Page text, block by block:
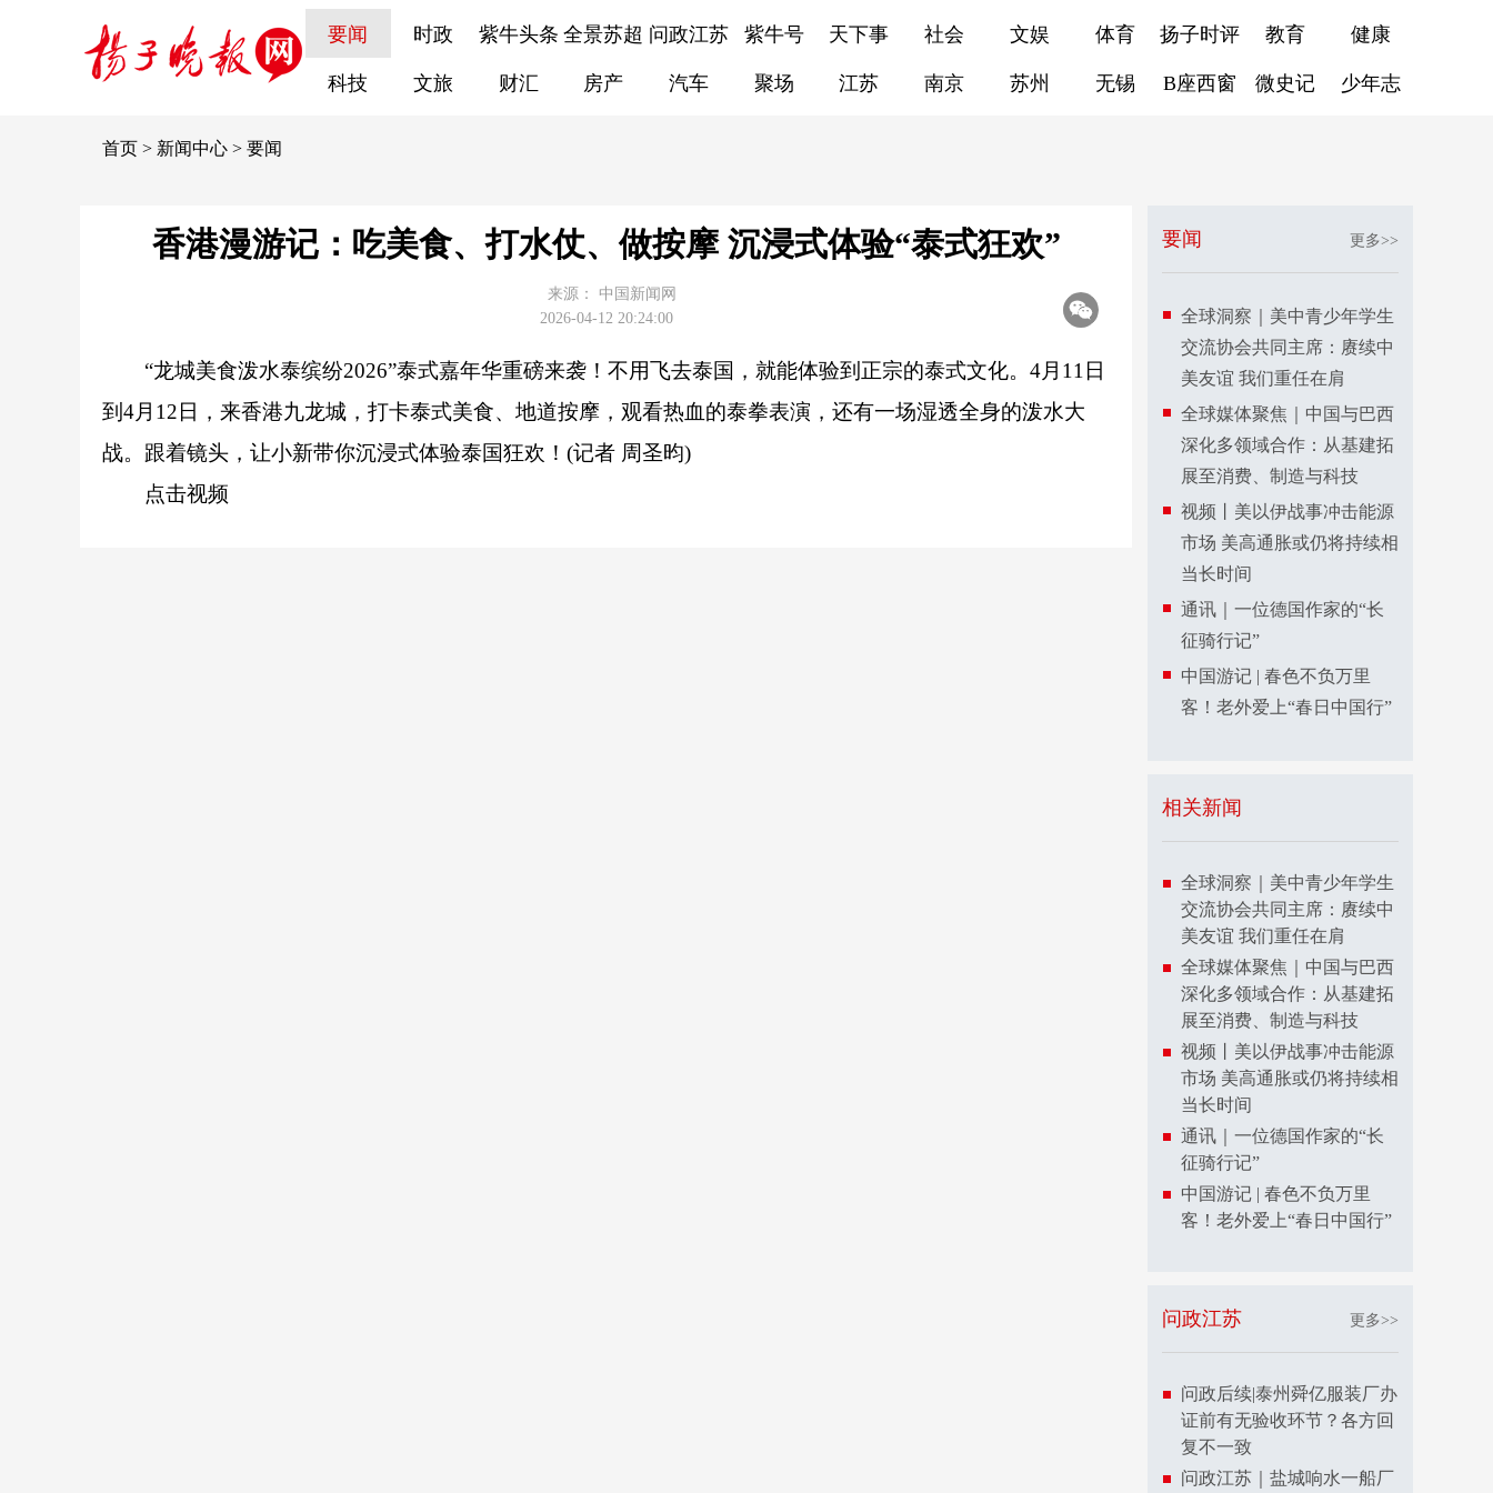
要闻 时政 紫牛头条 全景苏超 问政江苏 紫牛号 天下事 社会 文娱 体育 扬子时评 教育 健康
科技 文旅 财汇 房产 汽车 聚场 江苏 南京 苏州 无锡 B座西窗 微史记 少年志
首页 > 新闻中心 > 要闻
香港漫游记：吃美食、打水仗、做按摩 沉浸式体验“泰式狂欢”
来源：
中国新闻网
2026-04-12 20:24:00
“龙城美食泼水泰缤纷2026”泰式嘉年华重磅来袭！不用飞去泰国，就能体验到正宗的泰式文化。4月11日
到4月12日，来香港九龙城，打卡泰式美食、地道按摩，观看热血的泰拳表演，还有一场湿透全身的泼水大
战。跟着镜头，让小新带你沉浸式体验泰国狂欢！(记者 周圣昀)
点击视频
要闻 更多>>
全球洞察｜美中青少年学生
交流协会共同主席：赓续中
美友谊 我们重任在肩
全球媒体聚焦｜中国与巴西
深化多领域合作：从基建拓
展至消费、制造与科技
视频丨美以伊战事冲击能源
市场 美高通胀或仍将持续相
当长时间
通讯｜一位德国作家的“长
征骑行记”
中国游记 | 春色不负万里
客！老外爱上“春日中国行”
相关新闻
全球洞察｜美中青少年学生
交流协会共同主席：赓续中
美友谊 我们重任在肩
全球媒体聚焦｜中国与巴西
深化多领域合作：从基建拓
展至消费、制造与科技
视频丨美以伊战事冲击能源
市场 美高通胀或仍将持续相
当长时间
通讯｜一位德国作家的“长
征骑行记”
中国游记 | 春色不负万里
客！老外爱上“春日中国行”
问政江苏 更多>>
问政后续|泰州舜亿服装厂办
证前有无验收环节？各方回
复不一致
问政江苏｜盐城响水一船厂